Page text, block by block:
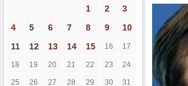
1 2
3
4
5 6 7 8 9
10
11
12 13 14 15 16 17
18 19 20 21 22 23 24
25 26 27 28 29 30 31